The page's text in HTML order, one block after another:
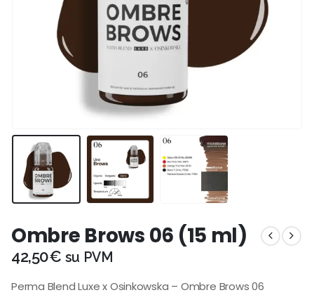
Ombre Brows 06 (15 ml)
42,50€ su PVM
Perma Blend Luxe x Osinkowska – Ombre Brows 06